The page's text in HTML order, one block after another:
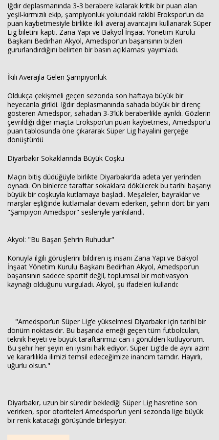
Iğdır deplasmanında 3-3 berabere kalarak kritik bir puan alan
yeşil-kırmızılı ekip, şampiyonluk yolundaki rakibi Erokspor’un da
puan kaybetmesiyle birlikte ikili averaj avantajını kullanarak Süper
Lig biletini kaptı. Zana Yapı ve Bakyol İnşaat Yönetim Kurulu
Başkanı Bedirhan Akyol, Amedspor’un başarısının bizleri
gururlandırdığını belirten bir basın açıklaması yayımladı.
İkili Averajla Gelen Şampiyonluk
Oldukça çekişmeli geçen sezonda son haftaya büyük bir
heyecanla girildi. Iğdır deplasmanında sahada büyük bir direnç
gösteren Amedspor, sahadan 3-3’lük beraberlikle ayrıldı. Gözlerin
çevrildiği diğer maçta Erokspor’un puan kaybetmesi, Amedspor’u
puan tablosunda öne çıkararak Süper Lig hayalini gerçeğe
dönüştürdü
Diyarbakır Sokaklarında Büyük Coşku
Maçın bitiş düdüğüyle birlikte Diyarbakır’da adeta yer yerinden
oynadı. On binlerce taraftar sokaklara dökülerek bu tarihi başarıyı
büyük bir coşkuyla kutlamaya başladı. Meşaleler, bayraklar ve
marşlar eşliğinde kutlamalar devam ederken, şehrin dört bir yanı
"Şampiyon Amedspor" sesleriyle yankılandı.
Akyol: "Bu Başarı Şehrin Ruhudur"
Konuyla ilgili görüşlerini bildiren iş insanı Zana Yapı ve Bakyol
İnşaat Yönetim Kurulu Başkanı Bedirhan Akyol, Amedspor’un
başarısının sadece sportif değil, toplumsal bir motivasyon
kaynağı olduğunu vurguladı. Akyol, şu ifadeleri kullandı:
"Amedspor’un Süper Lig’e yükselmesi Diyarbakır için tarihi bir
dönüm noktasıdır. Bu başarıda emeği geçen tüm futbolcuları,
teknik heyeti ve büyük taraftarımızı can-ı gönülden kutluyorum.
Bu şehir her şeyin en iyisini hak ediyor. Süper Lig’de de aynı azim
ve kararlılıkla ilimizi temsil edeceğimize inancım tamdır. Hayırlı,
uğurlu olsun."
Diyarbakır, uzun bir süredir beklediği Süper Lig hasretine son
verirken, spor otoriteleri Amedspor’un yeni sezonda lige büyük
bir renk katacağı görüşünde birleşiyor.
Haberin Doğru Adresi.